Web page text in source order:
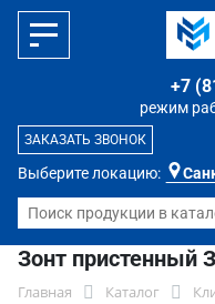
Выберите локацию:
режим
+7
ЗАКАЗАТЬ ЗВОНОК
Зонт пристенный
Главная Каталог